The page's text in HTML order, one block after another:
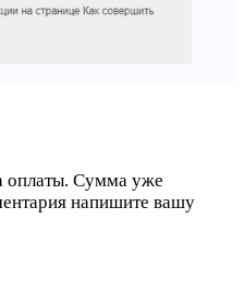
оплаты. Сумма уже
напишите вашу